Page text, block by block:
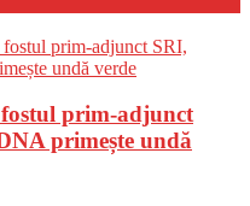
prim-adjunct
primește undă